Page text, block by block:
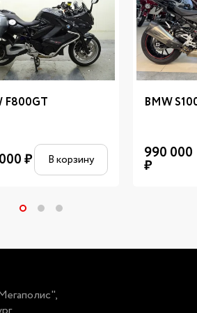
F800GT
₽ В корзину
BMW
990 000
₽